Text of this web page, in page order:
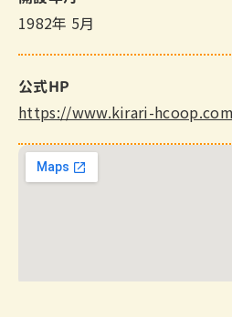
1982年 5月
公式HP
https://www.kirari-